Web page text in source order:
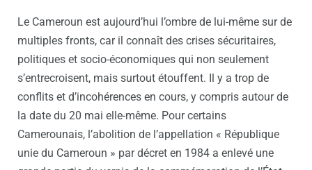
Le Cameroun est aujourd’hui l’ombre de lui-même sur de
multiples fronts, car il connaît des crises sécuritaires,
politiques et socio-économiques qui non seulement
s’entrecroisent, mais surtout étouffent. Il y a trop de
conflits et d’incohérences en cours, y compris autour de
la date du 20 mai elle-même. Pour certains
Camerounais, l’abolition de l’appellation « République
unie du Cameroun » par décret en 1984 a enlevé une